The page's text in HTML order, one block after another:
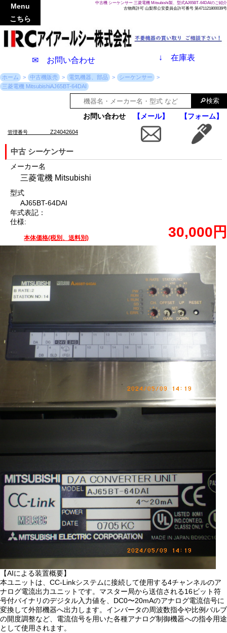
中古機 シーケンサー 三菱電機 Mitsubishi製、型式AJ65BT-64DAIのご紹介
古物商許可 山梨県公安委員会許可番号 第471121800039号
✉ お問い合わせ ↓ 在庫表
Menu
こちら
ホーム 中古機販売 電気機器、部品
シーケンサー
三菱電機 MitsubishiAJ65BT-64DAI
お問い合わせ 【メール】 【フォーム】
管理番号 Z24042604
中古 シーケンサー
メーカー名
三菱電機 Mitsubishi
型式
AJ65BT-64DAI
年式表記：
仕様:
本体価格(税別、送料別) 30,000円
【AIによる装置概要】
本ユニットは、CC-Linkシステムに接続して使用する4チャンネルのア
ナログ電流出力ユニットです。マスター局から送信される16ビット符
号付バイナリのデジタル入力値を、DC0〜20mAのアナログ電流信号に
変換して外部機器へ出力します。インバータの周波数指令や比例バルブ
の開度調整など、電流信号を用いた各種アナログ制御機器への指令用途
として使用されます。